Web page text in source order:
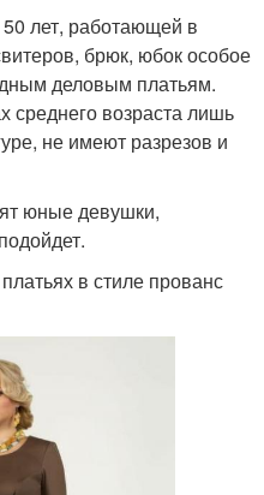
лет, работающей в
брюк, юбок особое
деловым платьям.
среднего возраста лишь
не имеют разрезов и
юные девушки,
в стиле прованс